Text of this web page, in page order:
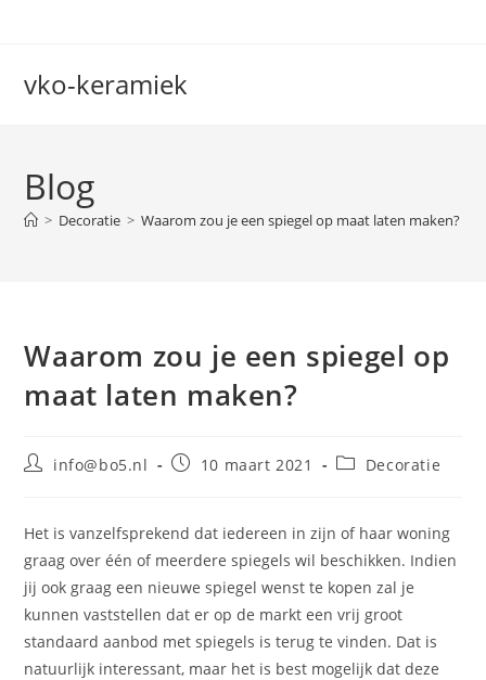
vko-keramiek
Blog
> Decoratie > Waarom zou je een spiegel op maat laten maken?
Waarom zou je een spiegel op
maat laten maken?
Berichtinfo@bo5.nl
Bericht10 maart 2021 Berichtcategorie:
Decoratie
Het is vanzelfsprekend dat iedereen in zijn of haar woning
graag over één of meerdere spiegels wil beschikken. Indien
jij ook graag een nieuwe spiegel wenst te kopen zal je
kunnen vaststellen dat er op de markt een vrij groot
standaard aanbod met spiegels is terug te vinden. Dat is
natuurlijk interessant, maar het is best mogelijk dat deze